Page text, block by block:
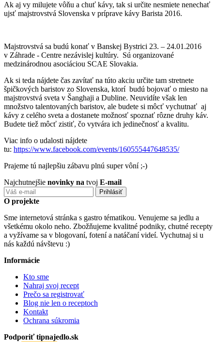
Ak aj vy milujete vôňu a chuť kávy, tak si určite nesmiete nenechať
ujsť majstrovstvá Slovenska v príprave kávy Barista 2016.
Majstrovstvá sa budú konať v Banskej Bystrici 23. – 24.01.2016
v Záhrade - Centre nezávislej kultúry. Sú organizované
medzinárodnou asociáciou SCAE Slovakia.
Ak si teda nájdete čas zavítať na túto akciu určite tam stretnete
špičkových baristov zo Slovenska, ktorí budú bojovať o miesto na
majstrovstvá sveta v Šanghaji a Dubline. Neuvidíte však len
množstvo talentovaných baristov, ale budete si môcť vychutnať aj
kávy z celého sveta a dostanete možnosť spoznať rôzne druhy káv.
Budete tiež môcť zistiť, čo vytvára ich jedinečnosť a kvalitu.
Viac info o udalosti nájdete
tu: https://www.facebook.com/events/160555447648535/
Prajeme tú najlepšiu zábavu plnú super vôní ;-)
Najchutnejšie novinky na tvoj E-mail
O projekte
Sme internetová stránka s gastro tématikou. Venujeme sa jedlu a
všetkému okolo neho. Zbožňujeme kvalitné podniky, chutné recepty
a vyžívame sa v blogovaní, fotení a natáčaní videí. Vychutnaj si u
nás každú návštevu :)
Informácie
Kto sme
Nahraj svoj recept
Prečo sa registrovať
Blog nie len o receptoch
Kontakt
Ochrana súkromia
Podporiť tipnajedlo.sk